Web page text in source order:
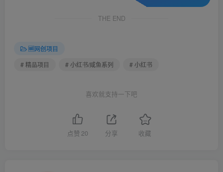
THE END
🆓网创项目
# 精品项目
# 小红书/咸鱼系列 # 小红书
喜欢就支持一下吧
点赞 20 分享 收藏